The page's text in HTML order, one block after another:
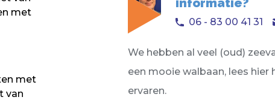
met
met
van
06 - 83 00 41 31
We hebben al veel (oud)
een mooie walbaan, lees hier
ervaren.